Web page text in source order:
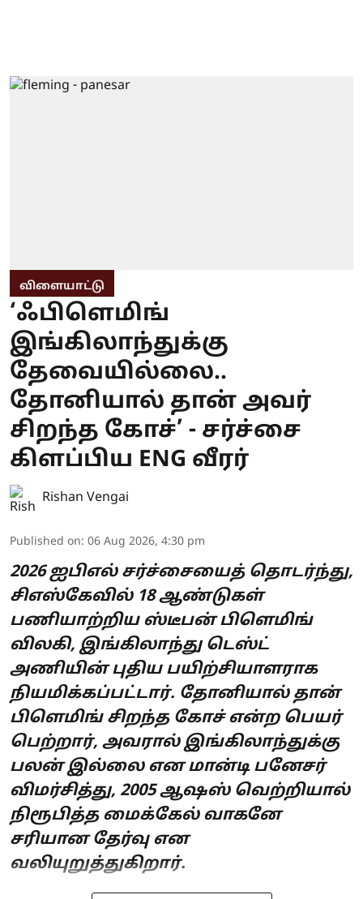
விளையாட்டு
‘ஃபிளெமிங்
இங்கிலாந்துக்கு
தேவையில்லை..
தோனியால் தான் அவர்
சிறந்த கோச்’ - சர்ச்சை
கிளப்பிய ENG வீரர்
Rishan Vengai
Published on: 06 Aug 2026, 4:30 pm
2026 ஐபிஎல் சர்ச்சையைத் தொடர்ந்து,
சிஎஸ்கேவில் 18 ஆண்டுகள்
பணியாற்றிய ஸ்டீபன் பிளெமிங்
விலகி, இங்கிலாந்து டெஸ்ட்
அணியின் புதிய பயிற்சியாளராக
நியமிக்கப்பட்டார். தோனியால் தான்
பிளெமிங் சிறந்த கோச் என்ற பெயர்
பெற்றார், அவரால் இங்கிலாந்துக்கு
பலன் இல்லை என மான்டி பனேசர்
விமர்சித்து, 2005 ஆஷஸ் வெற்றியால்
நிரூபித்த மைக்கேல் வாகனே
சரியான தேர்வு என
வலியுறுத்துகிறார்.